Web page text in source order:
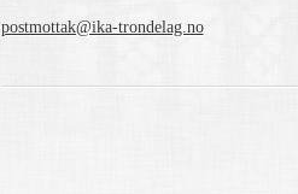
postmottak@ika-trondelag.no